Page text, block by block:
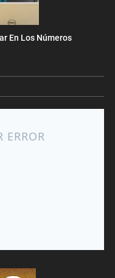
En Los Números